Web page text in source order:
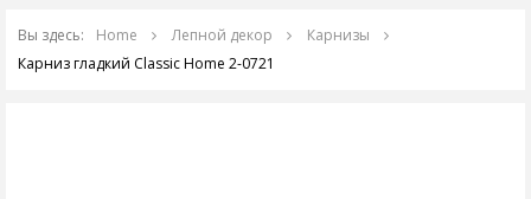
Вы здесь: Home Лепной декор
Карнизы
Карниз гладкий Classic Home 2-0721